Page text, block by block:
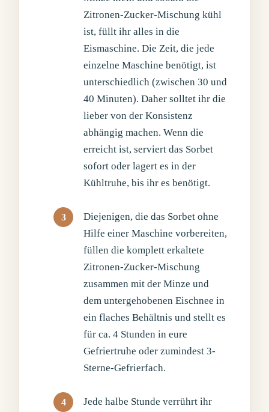
Zitronen-Zucker-Mischung kühl
ist, füllt ihr alles in die
Eismaschine. Die Zeit, die jede
einzelne Maschine benötigt, ist
unterschiedlich (zwischen 30 und
40 Minuten). Daher solltet ihr die
lieber von der Konsistenz
abhängig machen. Wenn die
erreicht ist, serviert das Sorbet
sofort oder lagert es in der
Kühltruhe, bis ihr es benötigt.
Diejenigen, die das Sorbet ohne
Hilfe einer Maschine vorbereiten,
füllen die komplett erkaltete
Zitronen-Zucker-Mischung
zusammen mit der Minze und
dem untergehobenen Eischnee in
ein flaches Behältnis und stellt es
für ca. 4 Stunden in eure
Gefriertruhe oder zumindest 3-
Sterne-Gefrierfach.
Jede halbe Stunde verrührt ihr